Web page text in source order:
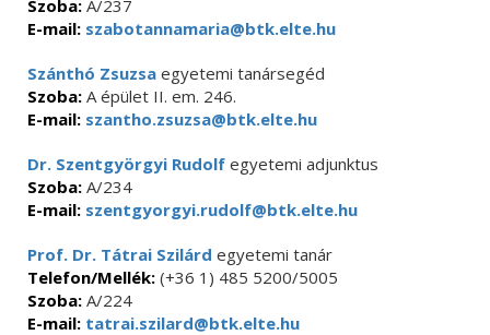
Szoba: A/237
E-mail: szabotannamaria@btk.elte.hu
Szánthó Zsuzsa egyetemi tanársegéd
Szoba: A épület II. em. 246.
E-mail: szantho.zsuzsa@btk.elte.hu
Dr. Szentgyörgyi Rudolf egyetemi adjunktus
Szoba: A/234
E-mail: szentgyorgyi.rudolf@btk.elte.hu
Prof. Dr. Tátrai Szilárd egyetemi tanár
Telefon/Mellék: (+36 1) 485 5200/5005
Szoba: A/224
E-mail: tatrai.szilard@btk.elte.hu